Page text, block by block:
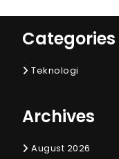
Categories
Teknologi
Archives
August 2026